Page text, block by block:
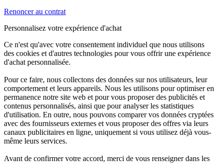
Renoncer au contrat
Personnalisez votre expérience d'achat
Ce n'est qu'avec votre consentement individuel que nous utilisons
des cookies et d'autres technologies pour vous offrir une expérience
d'achat personnalisée.
Pour ce faire, nous collectons des données sur nos utilisateurs, leur
comportement et leurs appareils. Nous les utilisons pour optimiser en
permanence notre site web et pour vous proposer des publicités et
contenus personnalisés, ainsi que pour analyser les statistiques
d'utilisation. En outre, nous pouvons comparer vos données cryptées
avec des fournisseurs externes et vous proposer des offres via leurs
canaux publicitaires en ligne, uniquement si vous utilisez déjà vous-
même leurs services.
Avant de confirmer votre accord, merci de vous renseigner dans les